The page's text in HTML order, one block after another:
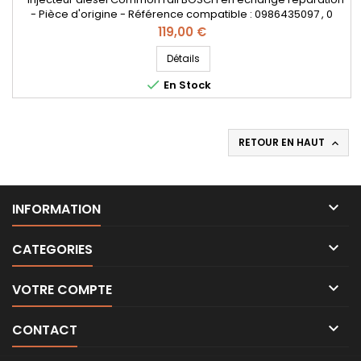
- Pièce d'origine - Référence compatible : 0986435097 , 0
445 110 144 , 0 986 435 097 , 8200171173 - Pour motorisation
Renault 1.9 dCi
Prix
119,00 €
Détails
 En Stock
RETOUR EN HAUT 
INFORMATION 
CATEGORIES 
VOTRE COMPTE 
CONTACT 